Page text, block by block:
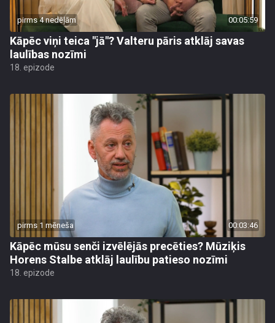
pirms 4 nedēļām 00:05:59
Kāpēc viņi teica "jā"? Valteru pāris atklāj savas
laulības nozīmi
18. epizode
pirms 1 mēneša 00:03:46
Kāpēc mūsu senči izvēlējās precēties? Mūziķis
Horens Stalbe atklāj laulību patieso nozīmi
18. epizode